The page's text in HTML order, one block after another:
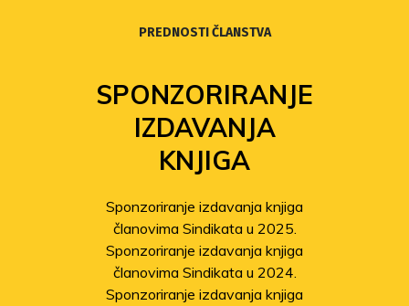
PREDNOSTI ČLANSTVA
SPONZORIRANJE
IZDAVANJA
KNJIGA
Sponzoriranje izdavanja knjiga
članovima Sindikata u 2025.
Sponzoriranje izdavanja knjiga
članovima Sindikata u 2024.
Sponzoriranje izdavanja knjiga